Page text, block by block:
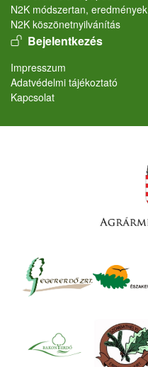
N2K módszertan, eredmények
N2K köszönetnyilvánítás
User account menu
Bejelentkezés
Lábléc
Impresszum
Adatvédelmi tájékoztató
Kapcsolat